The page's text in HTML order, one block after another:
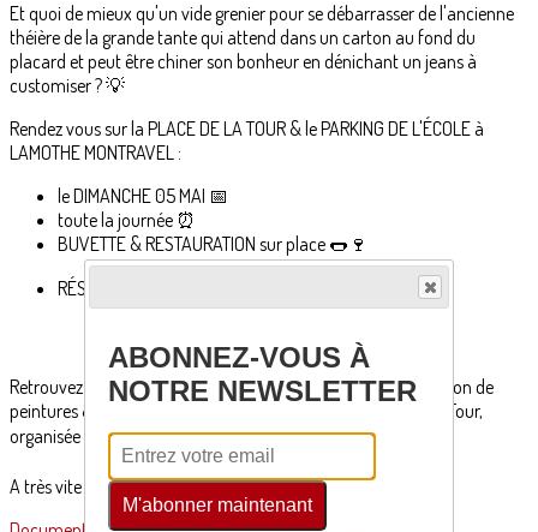
Et quoi de mieux qu'un vide grenier pour se débarrasser de l'ancienne
théière de la grande tante qui attend dans un carton au fond du
placard et peut être chiner son bonheur en dénichant un jeans à
customiser ? 💡
Rendez vous sur la PLACE DE LA TOUR & le PARKING DE L'ÉCOLE à
LAMOTHE MONTRAVEL :
le DIMANCHE 05 MAI 📅
toute la journée ⏰️
BUVETTE & RESTAURATION sur place 🌭🍷
RÉSERVATION OBLIGATOIRE ✒️
par téléphone au 06 21 43 63 64
Retrouvez également, tout au long de la journée, une exposition de
peintures & sculptures d'artistes locaux, dans les salles de la Tour,
organisée par la Marie. 🖌🎨
A très vite à Lamothe ! 🌞
ABONNEZ-VOUS À
NOTRE NEWSLETTER
M'abonner maintenant